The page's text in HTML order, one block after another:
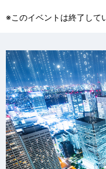
置
※このイベントは終了して